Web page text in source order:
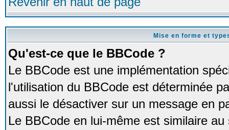
Mise en forme et
Qu'est-ce que le BBCode ?
Le BBCode est une implémentation
l'utilisation du BBCode est déterminée
aussi le désactiver sur un message en
Le BBCode en lui-même est similaire